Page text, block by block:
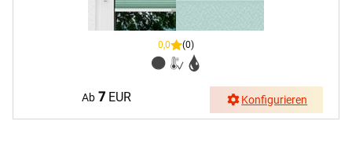
0,0 (0)
Ab 7EUR Konfigurieren